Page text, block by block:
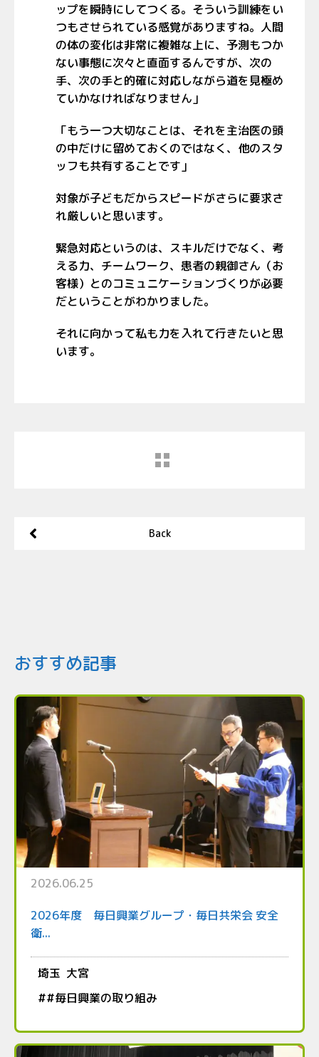
ップを瞬時にしてつくる。そういう訓練をい
つもさせられている感覚がありますね。人間
の体の変化は非常に複雑な上に、予測もつか
ない事態に次々と直面するんですが、次の
手、次の手と的確に対応しながら道を見極め
ていかなければなりません」
「もう一つ大切なことは、それを主治医の頭
の中だけに留めておくのではなく、他のスタ
ッフも共有することです」
対象が子どもだからスピードがさらに要求さ
れ厳しいと思います。
緊急対応というのは、スキルだけでなく、考
える力、チームワーク、患者の親御さん（お
客様）とのコミュニケーションづくりが必要
だということがわかりました。
それに向かって私も力を入れて行きたいと思
います。
Back
おすすめ記事
2026.06.25
2026年度 毎日興業グループ・毎日共栄会 安全
衛...
埼玉 大宮
##毎日興業の取り組み